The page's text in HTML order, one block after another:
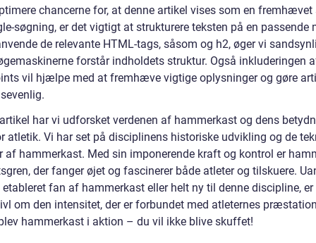
chancerne for, at denne artikel vises som en fremhævet
søgning, er det vigtigt at strukturere teksten på en passende
de relevante HTML-tags, såsom og h2, øger vi
forstår indholdets struktur. Også inkluderingen
vil hjælpe med at fremhæve vigtige oplysninger og gøre
har vi udforsket verdenen af hammerkast og dens
atletik. Vi har set på disciplinens historiske udvikling og de
af hammerkast. Med sin imponerende kraft og kontrol er
der fanger øjet og fascinerer både atleter og tilskuere.
etableret fan af hammerkast eller helt ny til denne discipline, er
om den intensitet, der er forbundet med atleternes
hammerkast i aktion – du vil ikke blive skuffet!